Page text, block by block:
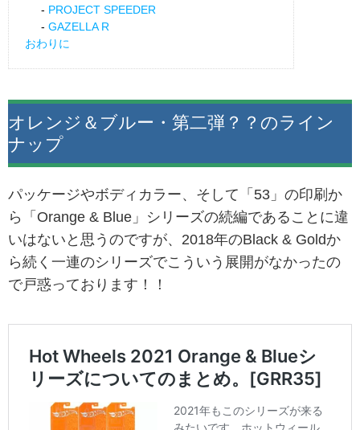
PROJECT SPEEDER
GAZELLA R
おわりに
オレンジ＆ブルー・第二弾？？のライン
ナップ
パッケージやボディカラー、そして「53」の印刷か
ら「Orange & Blue」シリーズの続編であることに違
いはないと思うのですが、2018年のBlack & Goldか
ら続く一連のシリーズでこういう展開がなかったの
で戸惑っております！！